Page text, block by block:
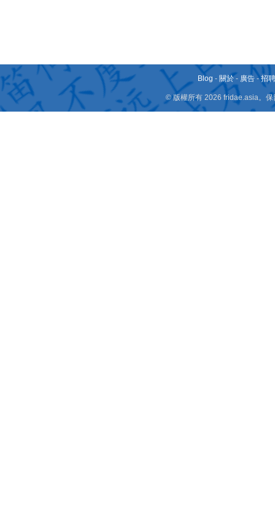
Blog - 關於 - 廣告 -招
© 版權所有 2026 fridae.asia。